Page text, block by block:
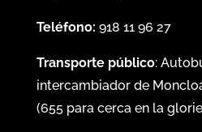
Teléfono: 918 11 96 27
Transporte público:
intercambiador de
(655para cerca en la